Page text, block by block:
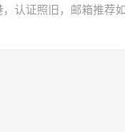
认证照旧，邮箱推荐